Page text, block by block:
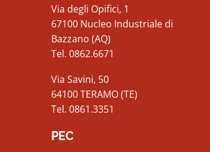
Via degli Opifici, 1
67100 Nucleo Industriale di
Bazzano (AQ)
Tel. 0862.6671
Via Savini, 50
64100 TERAMO (TE)
Tel. 0861.3351
PEC